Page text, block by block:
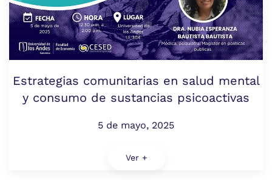
Estrategias comunitarias en salud mental
y consumo de sustancias psicoactivas
5 de mayo, 2025
Ver +